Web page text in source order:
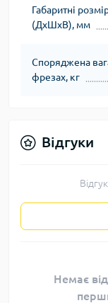
Габаритні
(ДхШхВ), мм
Споряджена
фрезах, кг
Відгуки
Немає